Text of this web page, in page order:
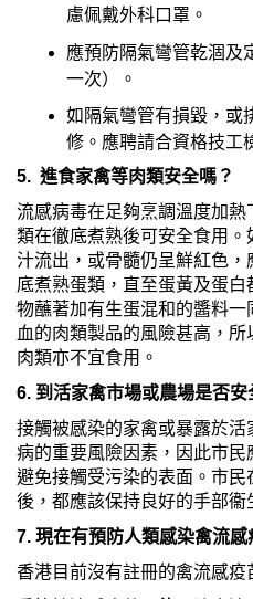
慮佩戴外科口罩。
應預防隔氣彎管乾涸及
一次）。
如隔氣彎管有損毀，或
修。應聘請合資格技工
5. 進食家禽等肉類安全嗎？
流感病毒在足夠烹調溫度加
類在徹底煮熟後可安全食用
汁流出，或骨髓仍呈鮮紅色
底煮熟蛋類，直至蛋黃及蛋
物蘸著加有生蛋混和的醬料
血的肉類製品的風險甚高，
肉類亦不宜食用。
6. 到活家禽市場或農場是否安
接觸被感染的家禽或暴露於
病的重要風險因素，因此市
避免接觸受污染的表面。市
後，都應該保持良好的手部衞
7. 現在有預防人類感染禽流感
香港目前沒有註冊的禽流感疫